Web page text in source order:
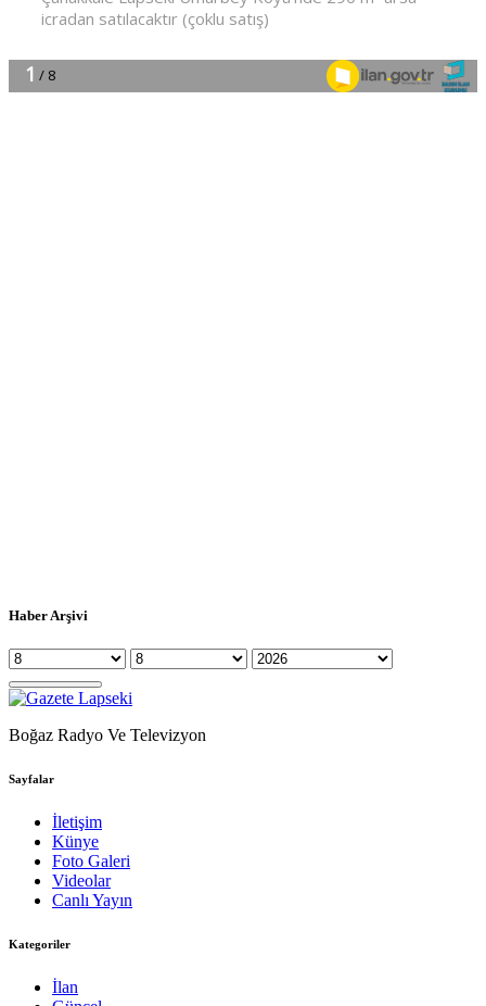
Haber Arşivi
Boğaz Radyo Ve Televizyon
Sayfalar
İletişim
Künye
Foto Galeri
Videolar
Canlı Yayın
Kategoriler
İlan